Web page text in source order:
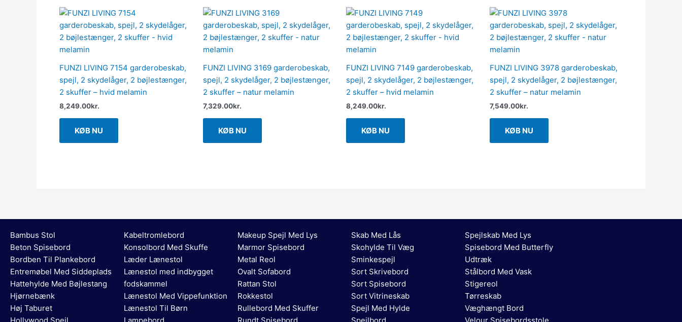
FUNZI LIVING 7154 garderobeskab,
spejl, 2 skydelåger, 2 bøjlestænger,
2 skuffer – hvid melamin
8,249.00kr.
KØB NU
FUNZI LIVING 3169 garderobeskab,
spejl, 2 skydelåger, 2 bøjlestænger,
2 skuffer – natur melamin
7,329.00kr.
KØB NU
FUNZI LIVING 7149 garderobeskab,
spejl, 2 skydelåger, 2 bøjlestænger,
2 skuffer – hvid melamin
8,249.00kr.
KØB NU
FUNZI LIVING 3978 garderobeskab,
spejl, 2 skydelåger, 2 bøjlestænger,
2 skuffer – natur melamin
7,549.00kr.
KØB NU
Bambus Stol
Beton Spisebord
Bordben Til Plankebord
Entremøbel Med Siddeplads
Hattehylde Med Bøjlestang
Hjørnebænk
Høj Taburet
Kabeltromlebord
Konsolbord Med Skuffe
Læder Lænestol
Lænestol med indbygget
fodskammel
Lænestol Med Vippefunktion
Lænestol Til Børn
Makeup Spejl Med Lys
Marmor Spisebord
Metal Reol
Ovalt Sofabord
Rattan Stol
Rokkestol
Rullebord Med Skuffer
Skab Med Lås
Skohylde Til Væg
Sminkespejl
Sort Skrivebord
Sort Spisebord
Sort Vitrineskab
Spejl Med Hylde
Spejlskab Med Lys
Spisebord Med Butterfly
Udtræk
Stålbord Med Vask
Stigereol
Tørreskab
Væghængt Bord